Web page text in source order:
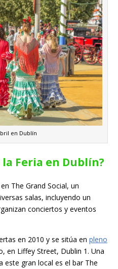
en Dublín
Feria en Dublín?
en The Grand Social, un
salas, incluyendo un
conciertos y eventos
en 2010 y se sitúa en pleno
en Liffey Street, Dublin 1. Una
este gran local es el bar The